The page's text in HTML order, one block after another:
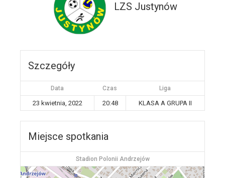
LZS Justynów
Szczegóły
Data Czas Liga
23 kwietnia, 2022 20:48 KLASA A GRUPA II
Miejsce spotkania
Stadion Polonii Andrzejów